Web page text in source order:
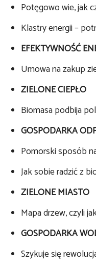
Potęgowo wie, jak
Klastry energii –
EFEKTYWNOŚĆ
Umowa na zakup
ZIELONE CIEPŁO
Biomasa podbija
GOSPODARKA
Pomorski sposób
Jak sobie radzić z
ZIELONE MIASTO
Mapa drzew, czyli
GOSPODARKA
Szykuje się